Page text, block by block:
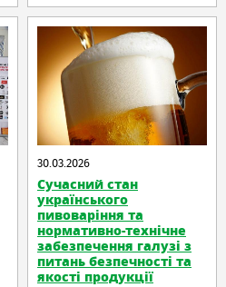
30.03.2026
Сучасний стан
українського
пивоваріння та
нормативно-технічне
забезпечення галузі з
питань безпечності та
якості продукції